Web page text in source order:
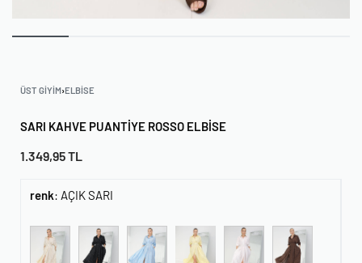
ÜST GIYIM›ELBISE
SARI KAHVE PUANTIYE ROSSO ELBISE
1.349,95TL
renk: AÇIK SARI